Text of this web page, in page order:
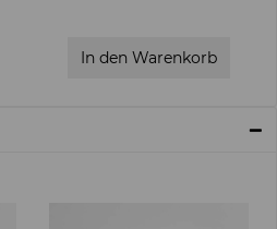
In den Warenkorb